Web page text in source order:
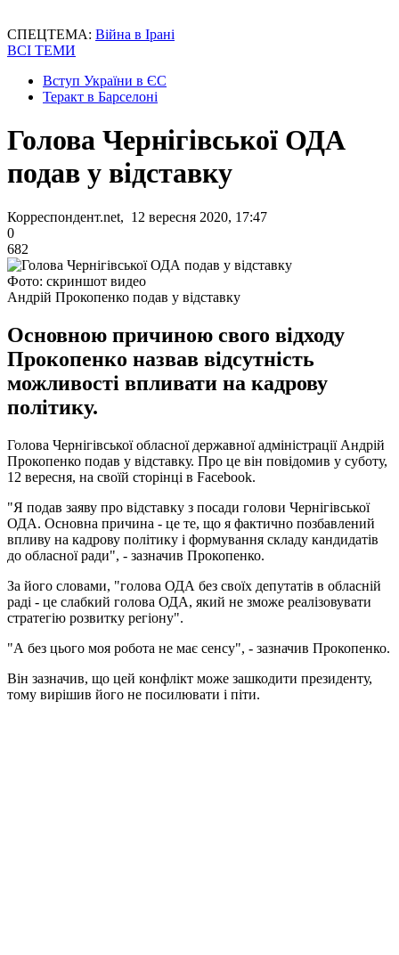
СПЕЦТЕМА: Війна в Ірані
ВСІ ТЕМИ
Вступ України в ЄС
Теракт в Барселоні
Голова Чернігівської ОДА
подав у відставку
Корреспондент.net, 12 вересня 2020, 17:47
0
682
Фото: скриншот видео
Андрій Прокопенко подав у відставку
Основною причиною свого відходу
Прокопенко назвав відсутність
можливості впливати на кадрову
політику.
Голова Чернігівської обласної державної адміністрації Андрій
Прокопенко подав у відставку. Про це він повідомив у суботу,
12 вересня, на своїй сторінці в Facebook.
"Я подав заяву про відставку з посади голови Чернігівської
ОДА. Основна причина - це те, що я фактично позбавлений
впливу на кадрову політику і формування складу кандидатів
до обласної ради", - зазначив Прокопенко.
За його словами, "голова ОДА без своїх депутатів в обласній
раді - це слабкий голова ОДА, який не зможе реалізовувати
стратегію розвитку регіону".
"А без цього моя робота не має сенсу", - зазначив Прокопенко.
Він зазначив, що цей конфлікт може зашкодити президенту,
тому вирішив його не посилювати і піти.